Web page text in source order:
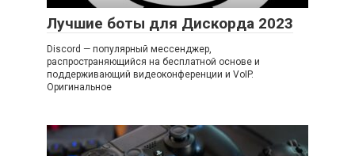
Лучшие боты для Дискорда 2023
Discord — популярный мессенджер,
распространяющийся на бесплатной основе и
поддерживающий видеоконференции и VoIP.
Оригинальное